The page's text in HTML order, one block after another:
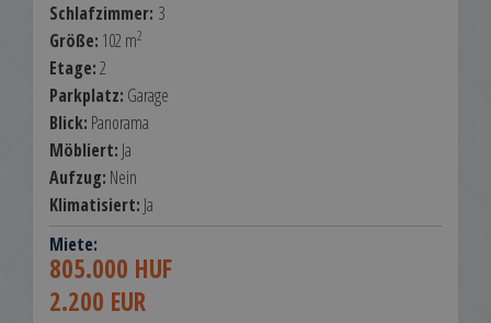
Schlafzimmer: 3
Größe: 102 m2
Etage:2
Parkplatz: Garage
Blick: Panorama
Möbliert: Ja
Aufzug: Nein
Klimatisiert: Ja
Miete:
805.000 HUF
2.200 EUR